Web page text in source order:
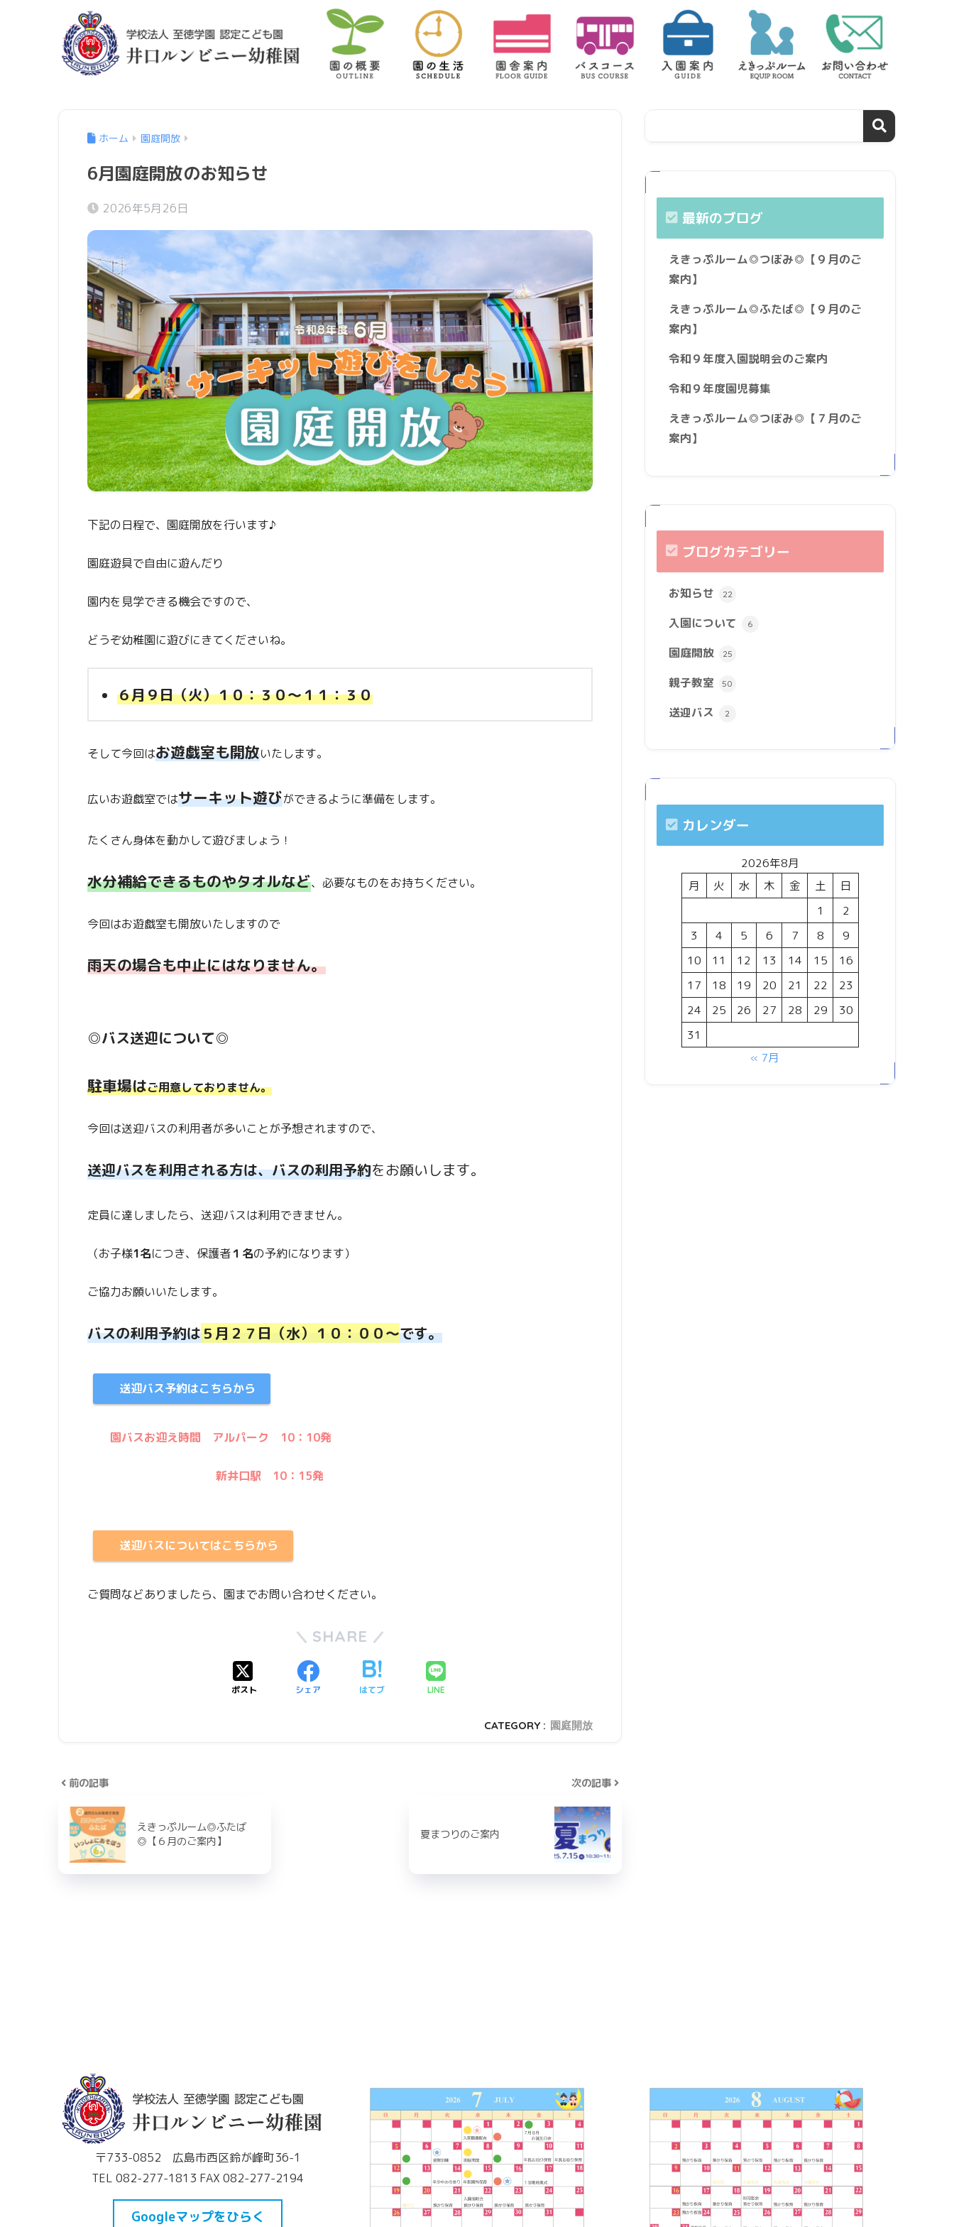
ホーム 園庭開放
6月園庭開放のお知らせ
2026年5月26日
下記の日程で、園庭開放を行います♪
園庭遊具で自由に遊んだり
園内を見学できる機会ですので、
どうぞ幼稚園に遊びにきてくださいね。
６月９日（火）１０：３０～１１：３０
そして今回はお遊戯室も開放いたします。
広いお遊戯室ではサーキット遊びができるように準備をします。
たくさん身体を動かして遊びましょう！
水分補給できるものやタオルなど、必要なものをお持ちください。
今回はお遊戯室も開放いたしますので
雨天の場合も中止にはなりません。
◎バス送迎について◎
駐車場はご用意しておりません。
今回は送迎バスの利用者が多いことが予想されますので、
送迎バスを利用される方は、バスの利用予約をお願いします。
定員に達しましたら、送迎バスは利用できません。
（お子様1名につき、保護者１名の予約になります）
ご協力お願いいたします。
バスの利用予約は５月２７日（水）１０：００～です。
送迎バス予約はこちらから
園バスお迎え時間 アルパーク 10：10発
新井口駅 10：15発
送迎バスについてはこちらから
ご質問などありましたら、園までお問い合わせください。
SHARE
ポスト シェア はてブ LINE
CATEGORY : 園庭開放
前の記事
えきっぷルーム◎ふたば
◎【６月のご案内】
次の記事
夏まつりのご案内
最新のブログ
えきっぷルーム◎つぼみ◎【９月のご
案内】
えきっぷルーム◎ふたば◎【９月のご
案内】
令和９年度入園説明会のご案内
令和９年度園児募集
えきっぷルーム◎つぼみ◎【７月のご
案内】
ブログカテゴリー
お知らせ 22
入園について 6
園庭開放 25
親子教室 50
送迎バス 2
カレンダー
2026年8月
月
火 水 木 金 土
日
1
2
3
4 5 6 7 8
9
10
11 12 13 14 15
16
17
18 19 20 21 22
23
24
25 26 27 28 29
30
31
« 7月
〒733-0852 広島市西区鈴が峰町36-1
TEL 082-277-1813 FAX 082-277-2194
Googleマップをひらく